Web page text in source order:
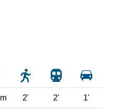
2' 2' 1'